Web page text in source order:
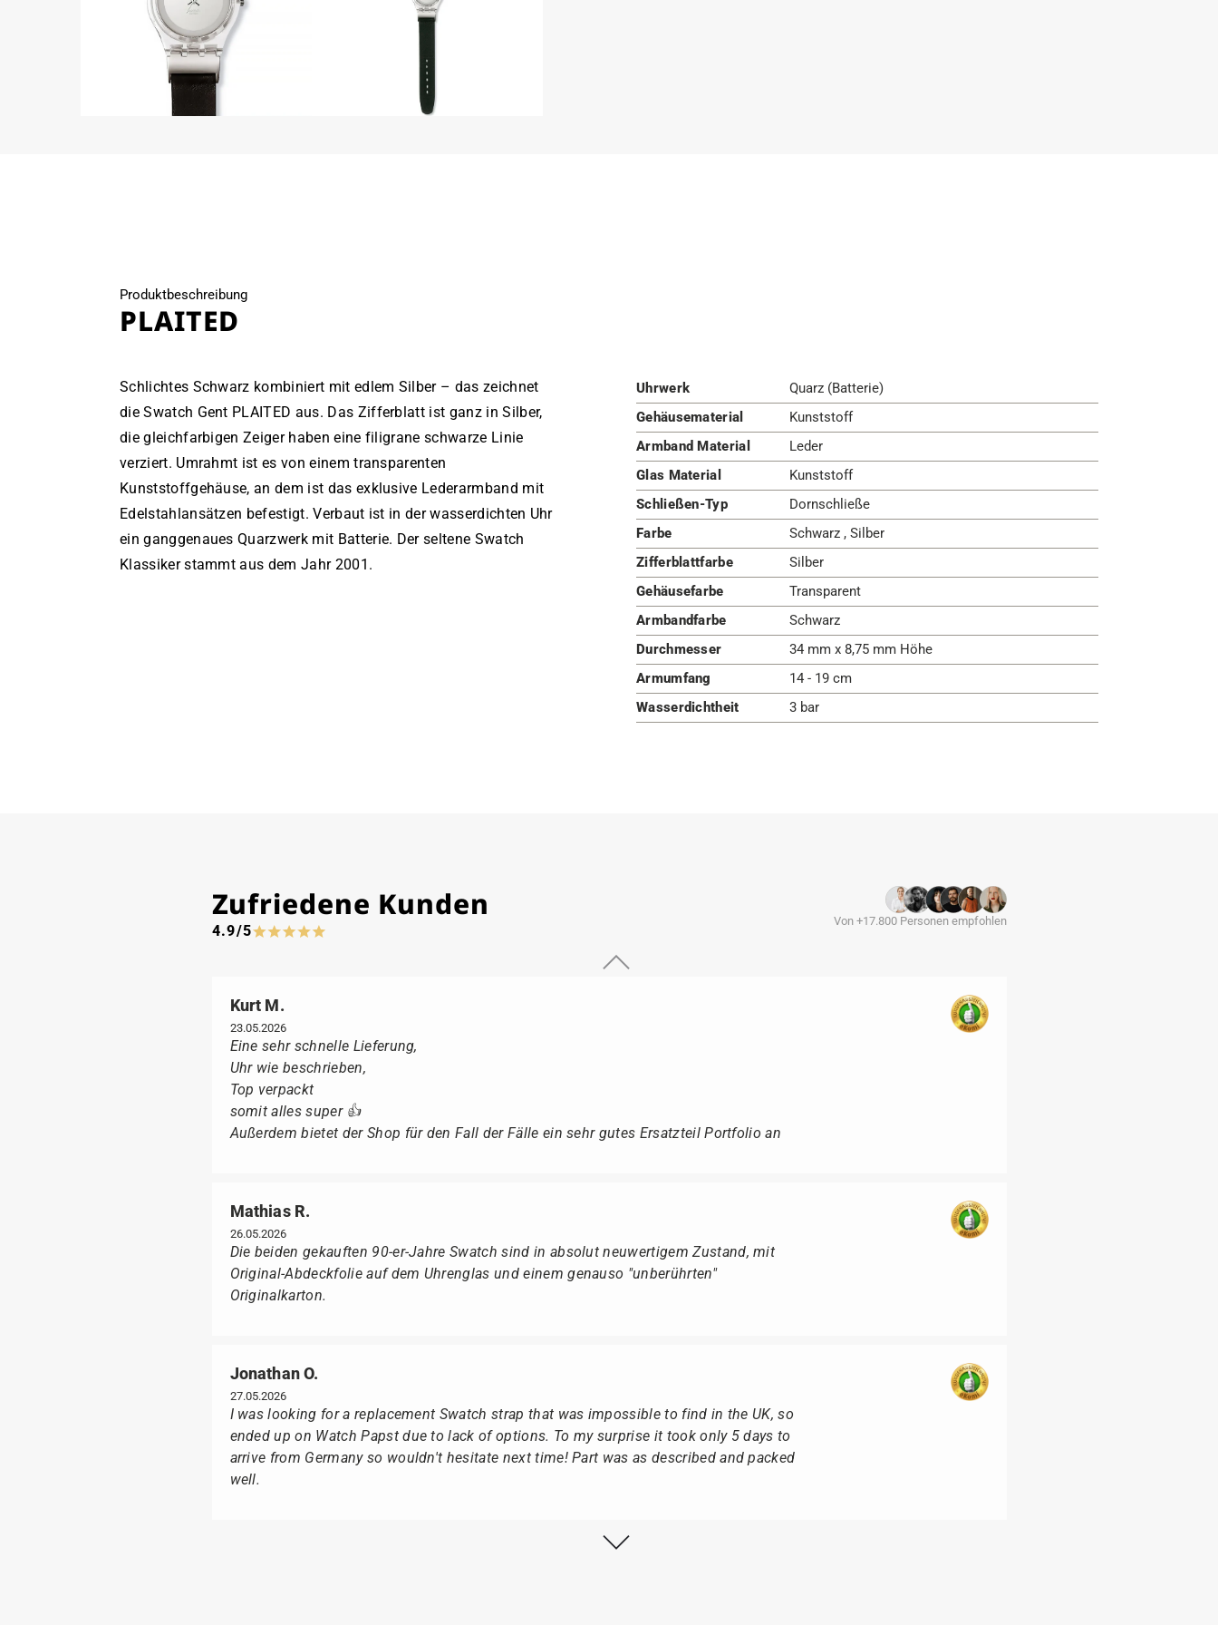
Produktbeschreibung
PLAITED
Schlichtes Schwarz kombiniert mit edlem Silber – das zeichnet
die Swatch Gent PLAITED aus. Das Zifferblatt ist ganz in Silber,
die gleichfarbigen Zeiger haben eine filigrane schwarze Linie
verziert. Umrahmt ist es von einem transparenten
Kunststoffgehäuse, an dem ist das exklusive Lederarmband mit
Edelstahlansätzen befestigt. Verbaut ist in der wasserdichten Uhr
ein ganggenaues Quarzwerk mit Batterie. Der seltene Swatch
Klassiker stammt aus dem Jahr 2001.
Uhrwerk
Quarz (Batterie)
Gehäusematerial
Kunststoff
Armband Material
Leder
Glas Material
Kunststoff
Schließen-Typ
Dornschließe
Farbe
Schwarz , Silber
Zifferblattfarbe
Silber
Gehäusefarbe
Transparent
Armbandfarbe
Schwarz
Durchmesser
34 mm x 8,75 mm Höhe
Armumfang
14 - 19 cm
Wasserdichtheit
3 bar
Zufriedene Kunden
4.9/5
Von +17.800 Personen empfohlen
Kurt M.
23.05.2026
Eine sehr schnelle Lieferung,
Uhr wie beschrieben,
Top verpackt
somit alles super 👍
Außerdem bietet der Shop für den Fall der Fälle ein sehr gutes Ersatzteil Portfolio an
Mathias R.
26.05.2026
Die beiden gekauften 90-er-Jahre Swatch sind in absolut neuwertigem Zustand, mit
Original-Abdeckfolie auf dem Uhrenglas und einem genauso "unberührten"
Originalkarton.
Jonathan O.
27.05.2026
I was looking for a replacement Swatch strap that was impossible to find in the UK, so
ended up on Watch Papst due to lack of options. To my surprise it took only 5 days to
arrive from Germany so wouldn't hesitate next time! Part was as described and packed
well.